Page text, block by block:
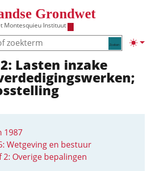
Grondwet
Montesquieu Instituut
Zoeken
verbergen
Lasten inzake
1987
Wetgeving en bestuur
2: Overige bepalingen